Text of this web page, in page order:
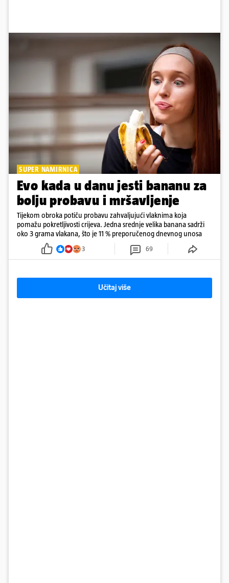
SUPER NAMIRNICA
Evo kada u danu jesti bananu za
bolju probavu i mršavljenje
Tijekom obroka potiču probavu zahvaljujući vlaknima koja
pomažu pokretljivosti crijeva. Jedna srednje velika banana sadrži
oko 3 grama vlakana, što je 11 % preporučenog dnevnog unosa
3 69
Učitaj više